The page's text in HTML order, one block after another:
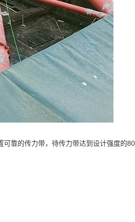
靠的传力带，待传力带达到设计强度的